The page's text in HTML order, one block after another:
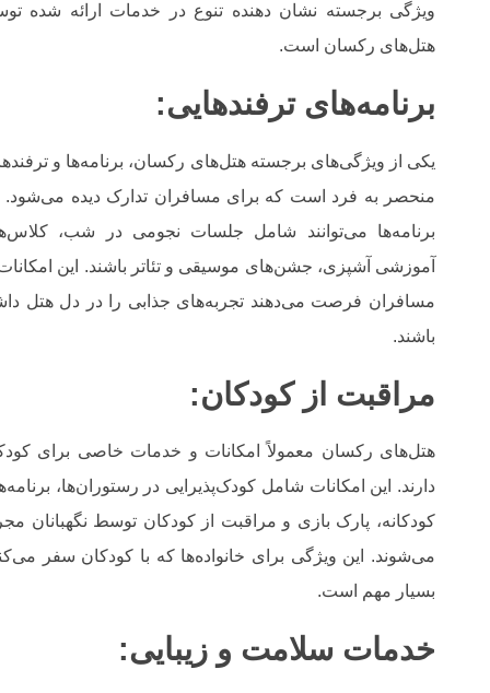
ویژگی برجسته نشان دهنده تنوع در خدمات ارائه شده
هتل‌های رکسان است.
برنامه‌های ترفندهایی:
یکی از ویژگی‌های برجسته هتل‌های رکسان، برنامه‌ها و
منحصر به فرد است که برای مسافران تدارک دیده می‌شود.
برنامه‌ها می‌توانند شامل جلسات نجومی در شب،
آموزشی آشپزی، جشن‌های موسیقی و تئاتر باشند. این
مسافران فرصت می‌دهند تجربه‌های جذابی را در دل هتل
باشند.
مراقبت از کودکان:
هتل‌های رکسان معمولاً امکانات و خدمات خاصی برای
دارند. این امکانات شامل کودک‌پذیرایی در رستوران‌ها،
کودکانه، پارک بازی و مراقبت از کودکان توسط نگهبانان
می‌شوند. این ویژگی برای خانواده‌ها که با کودکان سفر
بسیار مهم است.
خدمات سلامت و زیبایی: